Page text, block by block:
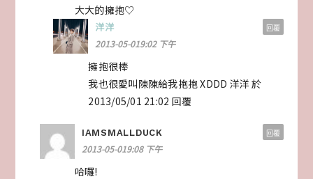
大大的擁抱♡
洋洋
2013-05-019:02 下午
擁抱很棒
我也很愛叫陳陳給我抱抱 XDDD 洋洋 於
2013/05/01 21:02 回覆
回覆
IAMSMALLDUCK
2013-05-019:08 下午
哈囉!
回覆